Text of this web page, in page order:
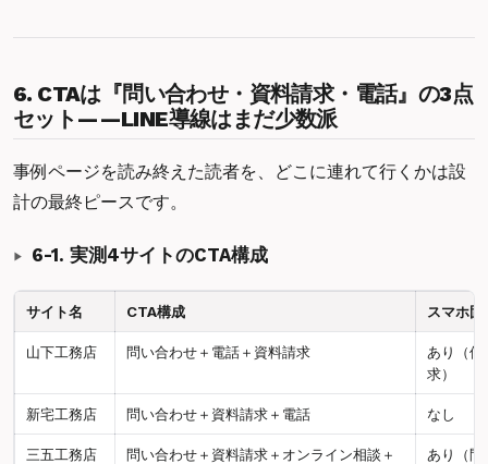
6. CTAは『問い合わせ・資料請求・電話』の3点
セット——LINE導線はまだ少数派
事例ページを読み終えた読者を、どこに連れて行くかは設
計の最終ピースです。
6-1. 実測4サイトのCTA構成
サイト名 CTA構成 スマホ固
山下工務店 問い合わせ＋電話＋資料請求
あり（個
求）
新宅工務店 問い合わせ＋資料請求＋電話 なし
三五工務店
問い合わせ＋資料請求＋オンライン相談＋
あり（問